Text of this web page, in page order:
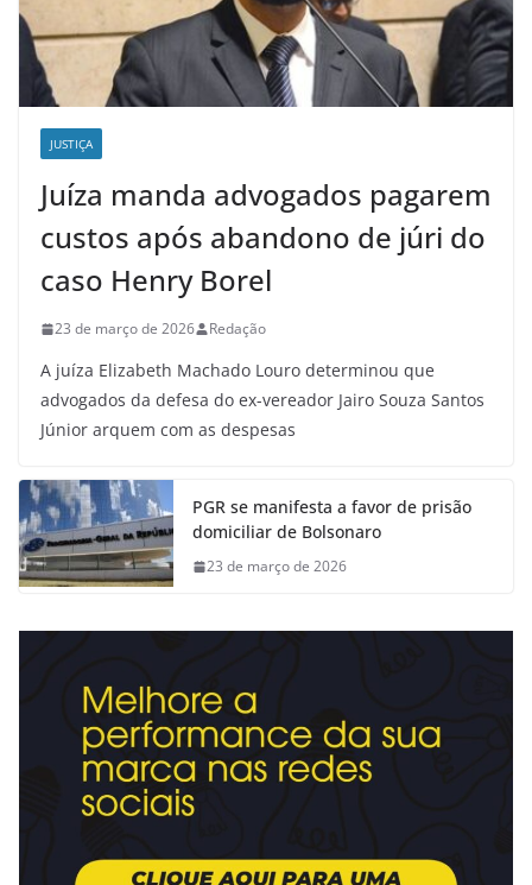
JUSTIÇA
Juíza manda advogados pagarem
custos após abandono de júri do
caso Henry Borel
23 de março de 2026 Redação
A juíza Elizabeth Machado Louro determinou que
advogados da defesa do ex-vereador Jairo Souza Santos
Júnior arquem com as despesas
PGR se manifesta a favor de prisão
domiciliar de Bolsonaro
23 de março de 2026